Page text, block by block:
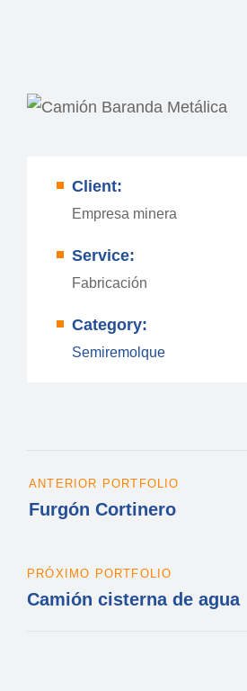
Client:
Empresa minera
Service:
Fabricación
Category:
Semiremolque
ANTERIOR PORTFOLIO
Furgón Cortinero
PRÓXIMO PORTFOLIO
Camión cisterna de agua